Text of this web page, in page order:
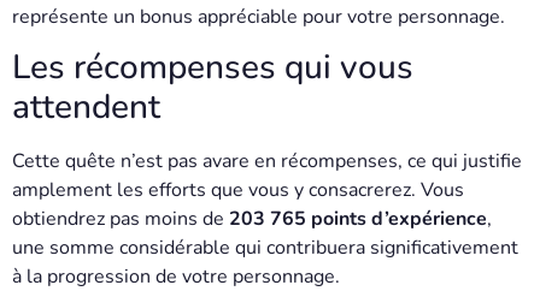
représente un bonus appréciable pour votre personnage.
Les récompenses qui vous
attendent
Cette quête n’est pas avare en récompenses, ce qui justifie
amplement les efforts que vous y consacrerez. Vous
obtiendrez pas moins de 203 765 points d’expérience,
une somme considérable qui contribuera significativement
à la progression de votre personnage.